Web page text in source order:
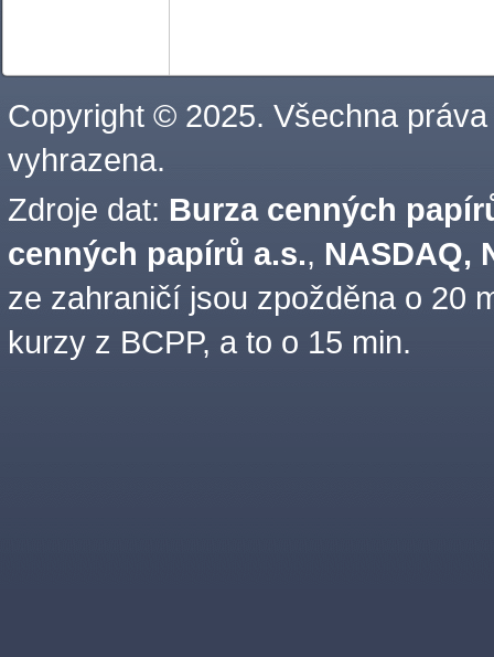
Copyright © 2025. Všechna práva
vyhrazena.
Zdroje dat: Burza cenných
cenných papírů a.s., NASDAQ,
ze zahraničí jsou zpožděna o 20
kurzy z BCPP, a to o 15 min.